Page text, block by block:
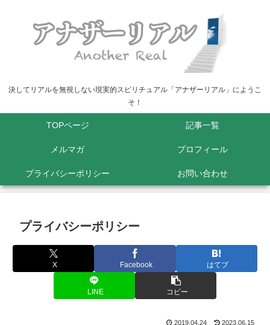
決してリアルを無視しない現実的スピリチュアル「アナザーリアル」にようこ
そ！
TOPページ 記事一覧
メルマガ プロフィール
プライバシーポリシー お問い合わせ
プライバシーポリシー
X Facebook はてブ
LINE コピー
2019.04.24 2023.06.15